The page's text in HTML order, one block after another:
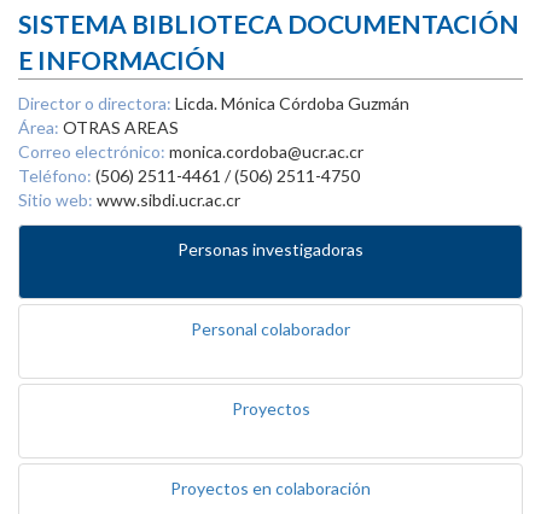
SISTEMA BIBLIOTECA DOCUMENTACIÓN
E INFORMACIÓN
Director o directora: Licda. Mónica Córdoba Guzmán
Área: OTRAS AREAS
Correo electrónico: monica.cordoba@ucr.ac.cr
Teléfono: (506) 2511-4461 / (506) 2511-4750
Sitio web: www.sibdi.ucr.ac.cr
Personas investigadoras
Personal colaborador
Proyectos
Proyectos en colaboración